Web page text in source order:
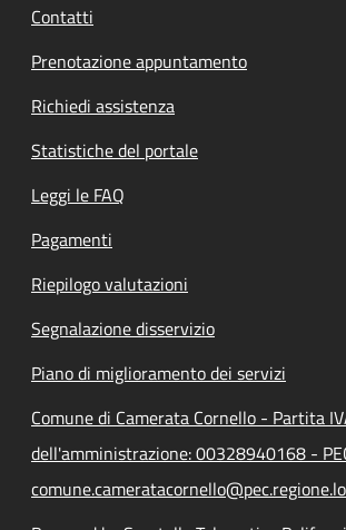
Contatti
Prenotazione appuntamento
Richiedi assistenza
Statistiche del portale
Leggi le FAQ
Pagamenti
Riepilogo valutazioni
Segnalazione disservizio
Piano di miglioramento dei servizi
Comune di Camerata Cornello - Partita
dell'amministrazione: 00328940168 -